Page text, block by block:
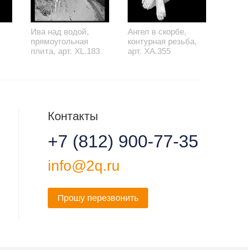
Ива над водой,
прямоугольная
плита, арт. XL.183
Ангел в скорбе,
контурная резьба,
арт. XA.355
Контакты
+7 (812) 900-77-35
info@2q.ru
Прошу перезвонить